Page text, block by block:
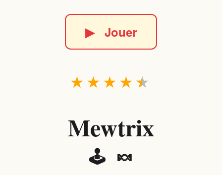
▶Jouer
★
★
★
★
★
Mewtrix
🕹️ 🍬